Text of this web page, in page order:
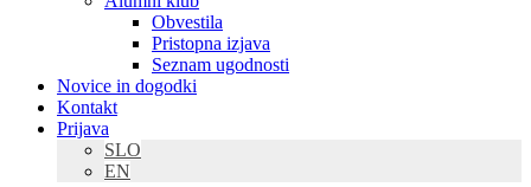
Obvestila
Pristopna izjava
Seznam ugodnosti
Novice in dogodki
Kontakt
Prijava
SLO
EN